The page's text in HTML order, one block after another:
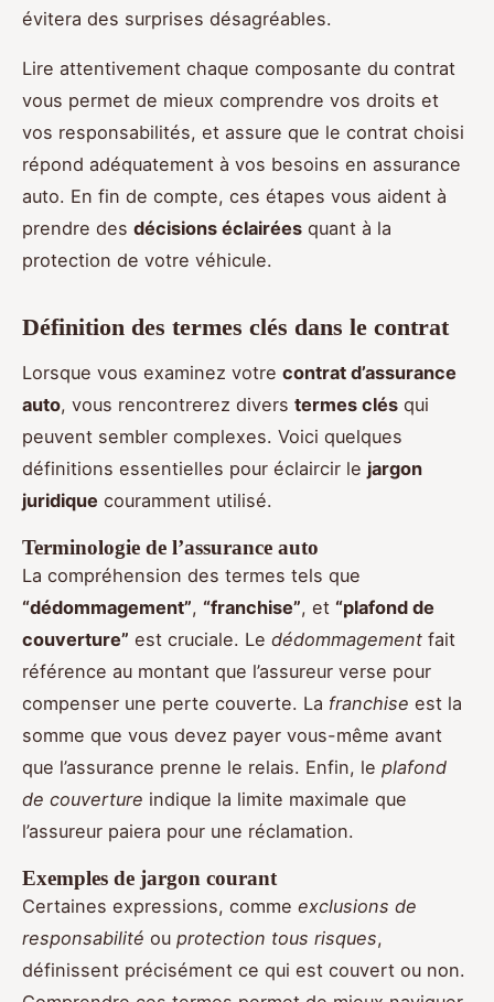
évitera des surprises désagréables.
Lire attentivement chaque composante du contrat
vous permet de mieux comprendre vos droits et
vos responsabilités, et assure que le contrat choisi
répond adéquatement à vos besoins en assurance
auto. En fin de compte, ces étapes vous aident à
prendre des décisions éclairées quant à la
protection de votre véhicule.
Définition des termes clés dans le contrat
Lorsque vous examinez votre contrat d’assurance
auto, vous rencontrerez divers termes clés qui
peuvent sembler complexes. Voici quelques
définitions essentielles pour éclaircir le jargon
juridique couramment utilisé.
Terminologie de l’assurance auto
La compréhension des termes tels que
“dédommagement”, “franchise”, et “plafond de
couverture” est cruciale. Le dédommagement fait
référence au montant que l’assureur verse pour
compenser une perte couverte. La franchise est la
somme que vous devez payer vous-même avant
que l’assurance prenne le relais. Enfin, le plafond
de couverture indique la limite maximale que
l’assureur paiera pour une réclamation.
Exemples de jargon courant
Certaines expressions, comme exclusions de
responsabilité ou protection tous risques,
définissent précisément ce qui est couvert ou non.